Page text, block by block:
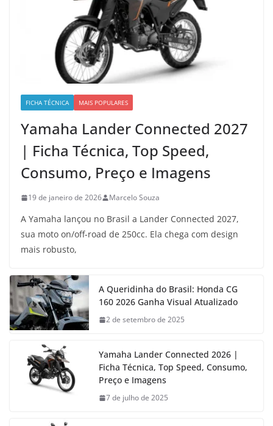
FICHA TÉCNICA MAIS POPULARES
Yamaha Lander Connected 2027
| Ficha Técnica, Top Speed,
Consumo, Preço e Imagens
19 de janeiro de 2026 Marcelo Souza
A Yamaha lançou no Brasil a Lander Connected 2027,
sua moto on/off-road de 250cc. Ela chega com design
mais robusto,
A Queridinha do Brasil: Honda CG
160 2026 Ganha Visual Atualizado
2 de setembro de 2025
Yamaha Lander Connected 2026 |
Ficha Técnica, Top Speed, Consumo,
Preço e Imagens
7 de julho de 2025